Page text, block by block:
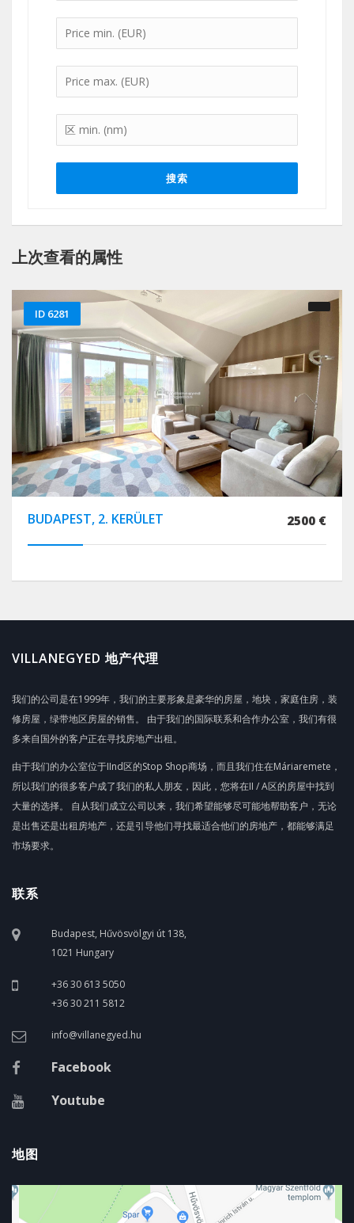
搜索
上次查看的属性
BUDAPEST, 2. KERÜLET 2500 €
ID 6281
VILLANEGYED 地产代理
我们的公司是在1999年，我们的主要形象是豪华的房屋，地块，家庭住房，装
修房屋，绿带地区房屋的销售。 由于我们的国际联系和合作办公室，我们有很
多来自国外的客户正在寻找房地产出租。
由于我们的办公室位于IInd区的Stop Shop商场，而且我们住在Máriaremete，
所以我们的很多客户成了我们的私人朋友，因此，您将在II / A区的房屋中找到
大量的选择。 自从我们成立公司以来，我们希望能够尽可能地帮助客户，无论
是出售还是出租房地产，还是引导他们寻找最适合他们的房地产，都能够满足
市场要求。
联系
Budapest, Hűvösvölgyi út 138,
1021 Hungary
+36 30 613 5050
+36 30 211 5812
info@villanegyed.hu
Facebook
Youtube
地图